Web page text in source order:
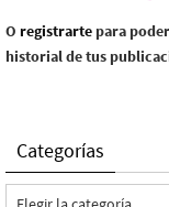
O registrarte para
historial de tus
Categorías
Categorías